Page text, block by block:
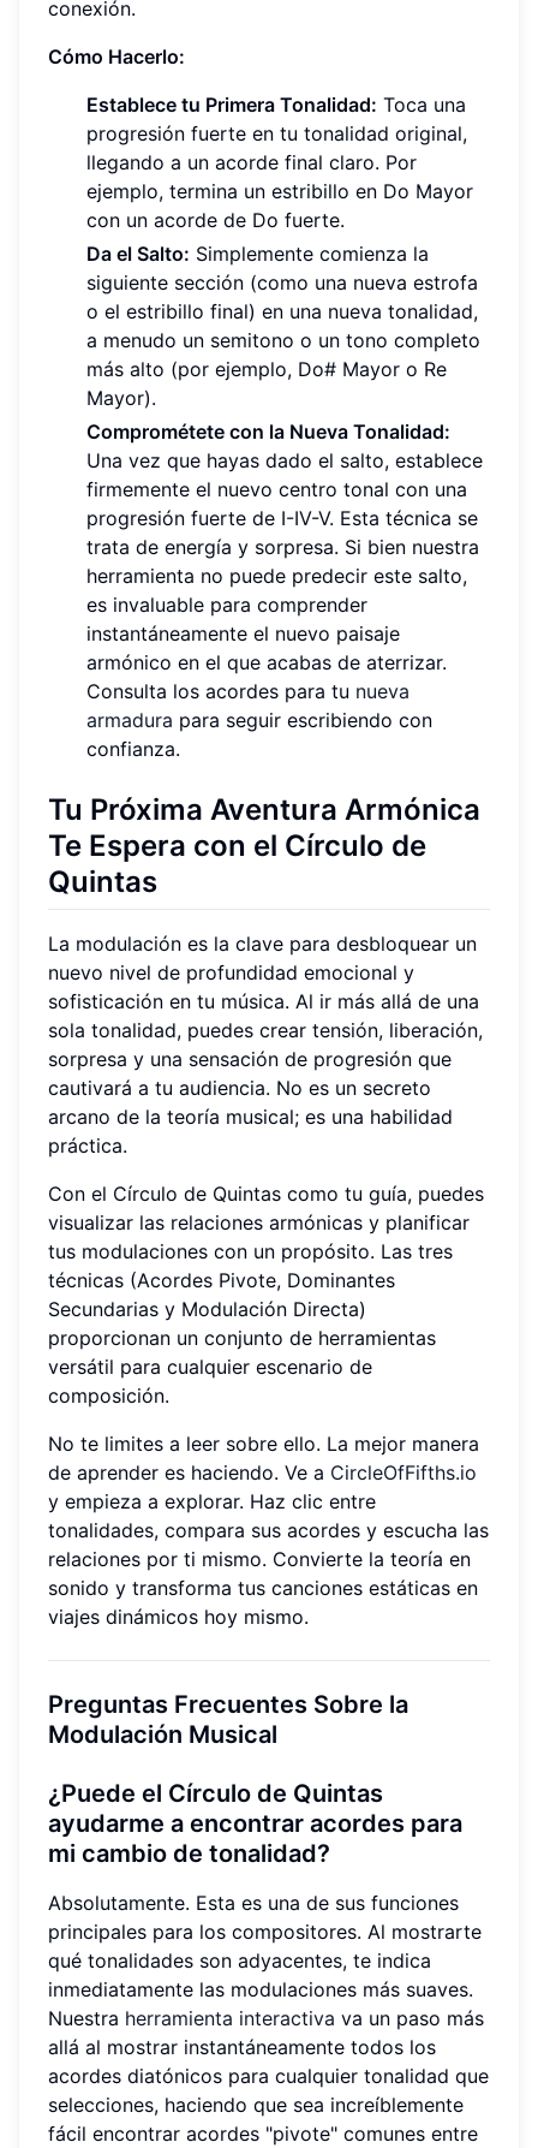
conexión.
Cómo Hacerlo:
Establece tu Primera Tonalidad: Toca una
progresión fuerte en tu tonalidad original,
llegando a un acorde final claro. Por
ejemplo, termina un estribillo en Do Mayor
con un acorde de Do fuerte.
Da el Salto: Simplemente comienza la
siguiente sección (como una nueva estrofa
o el estribillo final) en una nueva tonalidad,
a menudo un semitono o un tono completo
más alto (por ejemplo, Do# Mayor o Re
Mayor).
Comprométete con la Nueva Tonalidad:
Una vez que hayas dado el salto, establece
firmemente el nuevo centro tonal con una
progresión fuerte de I-IV-V. Esta técnica se
trata de energía y sorpresa. Si bien nuestra
herramienta no puede predecir este salto,
es invaluable para comprender
instantáneamente el nuevo paisaje
armónico en el que acabas de aterrizar.
Consulta los acordes para tu nueva
armadura para seguir escribiendo con
confianza.
Tu Próxima Aventura Armónica
Te Espera con el Círculo de
Quintas
La modulación es la clave para desbloquear un
nuevo nivel de profundidad emocional y
sofisticación en tu música. Al ir más allá de una
sola tonalidad, puedes crear tensión, liberación,
sorpresa y una sensación de progresión que
cautivará a tu audiencia. No es un secreto
arcano de la teoría musical; es una habilidad
práctica.
Con el Círculo de Quintas como tu guía, puedes
visualizar las relaciones armónicas y planificar
tus modulaciones con un propósito. Las tres
técnicas (Acordes Pivote, Dominantes
Secundarias y Modulación Directa)
proporcionan un conjunto de herramientas
versátil para cualquier escenario de
composición.
No te limites a leer sobre ello. La mejor manera
de aprender es haciendo. Ve a CircleOfFifths.io
y empieza a explorar. Haz clic entre
tonalidades, compara sus acordes y escucha las
relaciones por ti mismo. Convierte la teoría en
sonido y transforma tus canciones estáticas en
viajes dinámicos hoy mismo.
Preguntas Frecuentes Sobre la
Modulación Musical
¿Puede el Círculo de Quintas
ayudarme a encontrar acordes para
mi cambio de tonalidad?
Absolutamente. Esta es una de sus funciones
principales para los compositores. Al mostrarte
qué tonalidades son adyacentes, te indica
inmediatamente las modulaciones más suaves.
Nuestra herramienta interactiva va un paso más
allá al mostrar instantáneamente todos los
acordes diatónicos para cualquier tonalidad que
selecciones, haciendo que sea increíblemente
fácil encontrar acordes "pivote" comunes entre